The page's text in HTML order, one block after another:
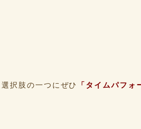
択肢の一つにぜひ 「タイムパフ